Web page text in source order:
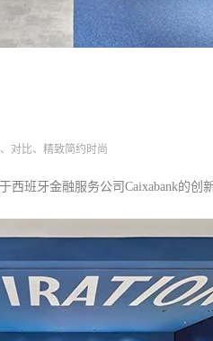
对比、精致简约时尚
西班牙金融服务公司Caixabank的